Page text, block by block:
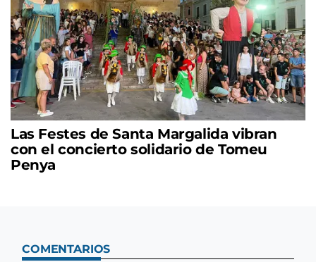
Las Festes de Santa Margalida vibran
con el concierto solidario de Tomeu
Penya
COMENTARIOS